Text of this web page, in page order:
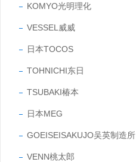
KOMYO光明理化
VESSEL威威
日本TOCOS
TOHNICHI东日
TSUBAKI椿本
日本MEG
GOEISEISAKUJO吴英制造所
VENN桃太郎